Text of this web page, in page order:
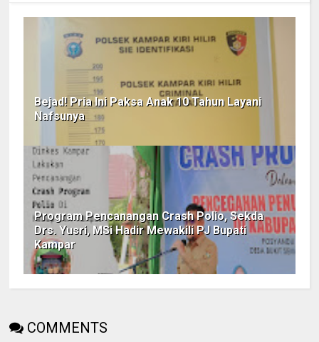
Bejad! Pria Ini Paksa Anak 10 Tahun Layani
Nafsunya
Program Pencanangan Crash Polio, Sekda
Drs. Yusri, MSi Hadir Mewakili PJ Bupati
Kampar
COMMENTS